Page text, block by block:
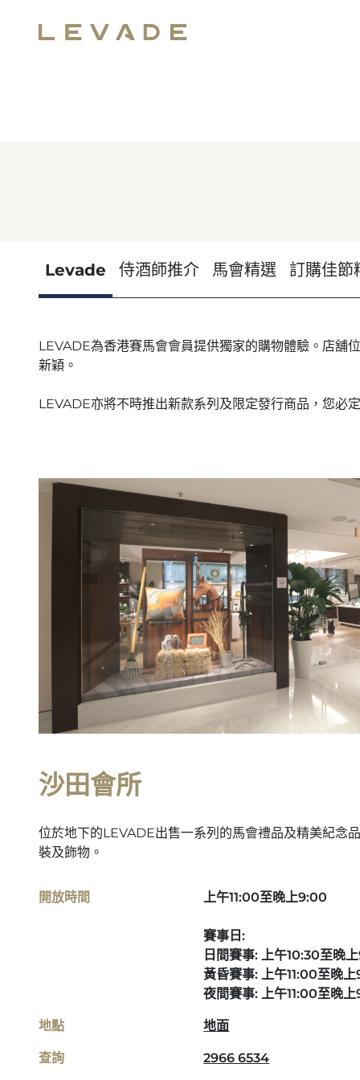
Levade 侍酒師推介 馬會精選 訂購佳節
LEVADE為香港賽馬會會員提供獨家的購物體驗。店舖
新穎。
LEVADE亦將不時推出新款系列及限定發行商品，您必
沙田會所
位於地下的LEVADE出售一系列的馬會禮品及精美紀念
裝及飾物。
開放時間 上午11:00至晚上9:00
賽事日:
日間賽事: 上午10:30至晚
黃昏賽事: 上午11:00至晚
夜間賽事: 上午11:00至晚
地點 地面
查詢 2966 6534